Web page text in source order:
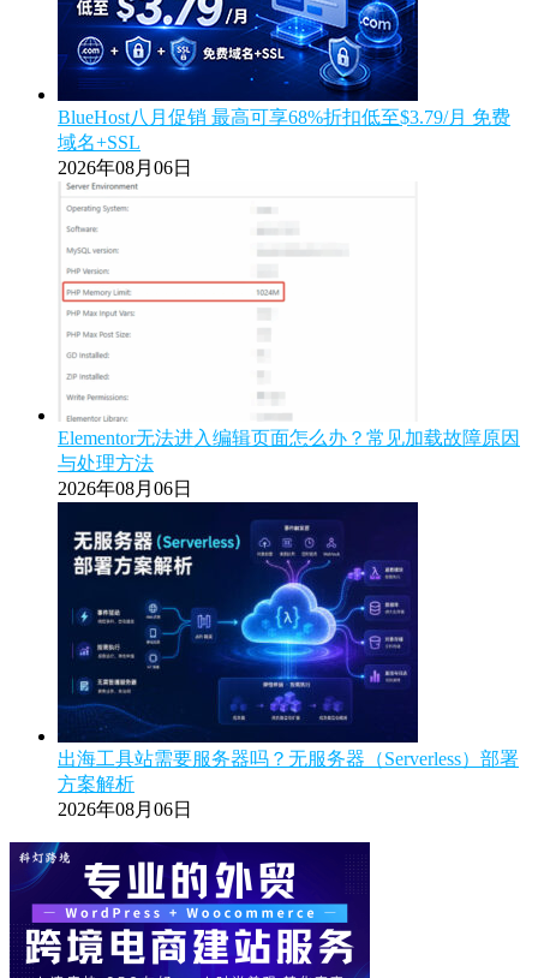
BlueHost八月促销 最高可享68%折扣低至$3.79/月 免费
域名+SSL
2026年08月06日
Elementor无法进入编辑页面怎么办？常见加载故障原因
与处理方法
2026年08月06日
出海工具站需要服务器吗？无服务器（Serverless）部署
方案解析
2026年08月06日